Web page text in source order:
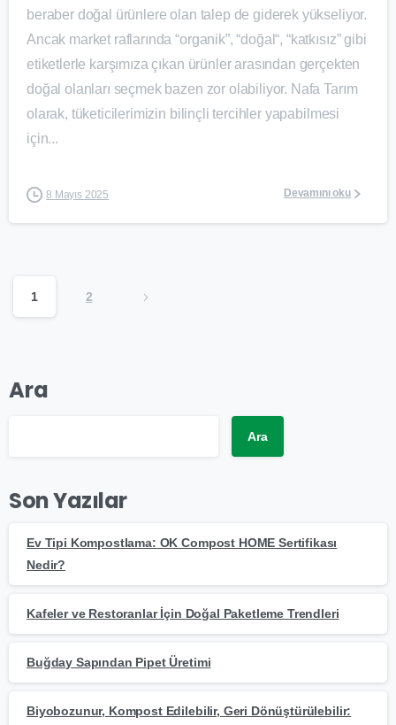
beraber doğal ürünlere olan talep de giderek yükseliyor.
Ancak market raflarında “organik”, “doğal“, “katkısız” gibi
etiketlerle karşımıza çıkan ürünler arasından gerçekten
doğal olanları seçmek bazen zor olabiliyor. Nafa Tarım
olarak, tüketicilerimizin bilinçli tercihler yapabilmesi
için...
8 Mayıs 2025 Devamını oku
1 2
Ara
Ara
Son Yazılar
Ev Tipi Kompostlama: OK Compost HOME Sertifikası
Nedir?
Kafeler ve Restoranlar İçin Doğal Paketleme Trendleri
Buğday Sapından Pipet Üretimi
Biyobozunur, Kompost Edilebilir, Geri Dönüştürülebilir: